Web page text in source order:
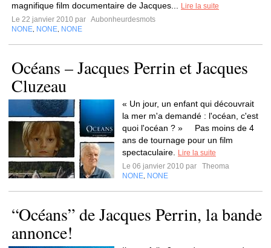
magnifique film documentaire de Jacques...
Lire la suite
Le 22 janvier 2010 par Aubonheurdesmots
NONE NONE NONE
Océans – Jacques Perrin et Jacques
Cluzeau
« Un jour, un enfant qui découvrait
la mer m'a demandé : l'océan, c'est
quoi l'océan ? » Pas moins de 4
ans de tournage pour un film
spectaculaire.
Lire la suite
Le 06 janvier 2010 par
Theoma
NONE NONE
“Océans” de Jacques Perrin, la bande
annonce!